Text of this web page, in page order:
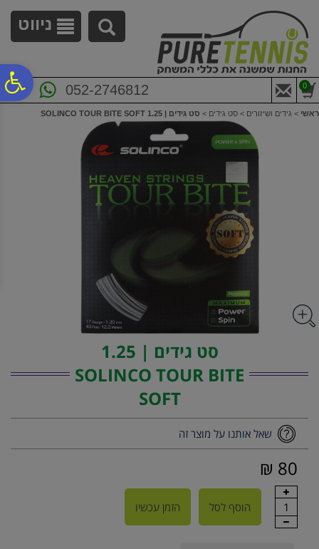
נגישות
ניווט
052-2746812 0
ראשי > גידים ושיזורים > סט גידים > סט גידים | 1.25 SOLINCO TOUR BITE SOFT
סט גידים | 1.25
SOLINCO TOUR BITE
SOFT
שאל אותנו על מוצר זה
80 ₪
1 הוסף לסל הזמן עכשיו